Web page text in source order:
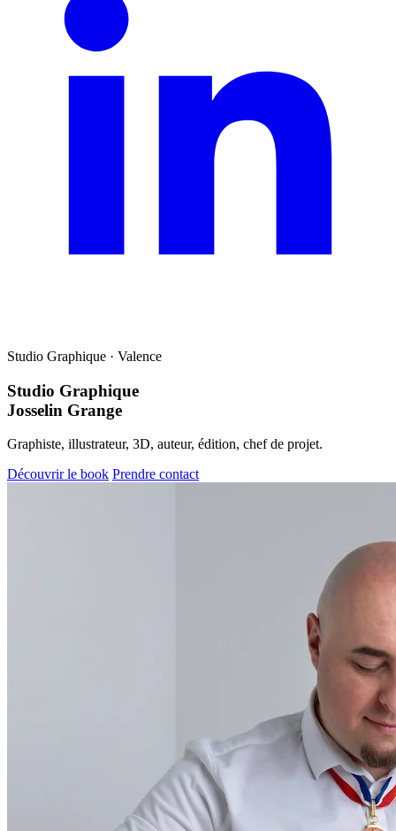
Studio Graphique · Valence
Studio Graphique
Josselin Grange
Graphiste, illustrateur, 3D, auteur, édition, chef de projet.
Découvrir le book Prendre contact